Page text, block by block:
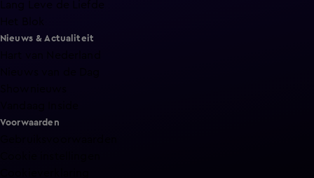
Lang Leve de Liefde
Nieuws & Actualiteit
Voorwaarden